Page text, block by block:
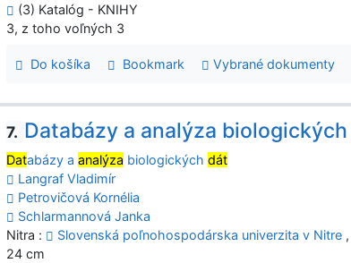
(3) Katalóg - KNIHY
3, z toho voľných 3
Do košíka Bookmark Vybrané dokumenty
7. Databázy a analýza
Databázy aanalýza biologickýchdát
Langraf Vladimír
Petrovičová Kornélia
Schlarmannová Janka
Nitra :
Slovenská poľnohospodárska univerzita v Nitre
24 cm